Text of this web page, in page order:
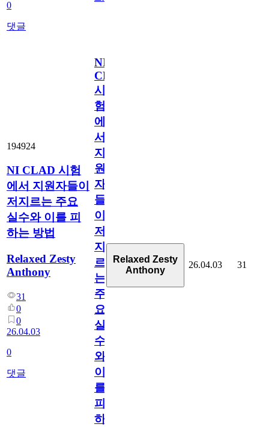
0
댓글
194924
NI CLAD 시험
에서 지원자들이
저지르는 주요
실수와 이를 피
하는 방법
Relaxed Zesty
Anthony
31
0
0
26.04.03
0
댓글
NI
CLAD
시
험
에
서
지
원
자
들
이
저
지
르
는
주
요
실
수
와
이
를
피
하
Relaxed Zesty
Anthony
26.04.03 31